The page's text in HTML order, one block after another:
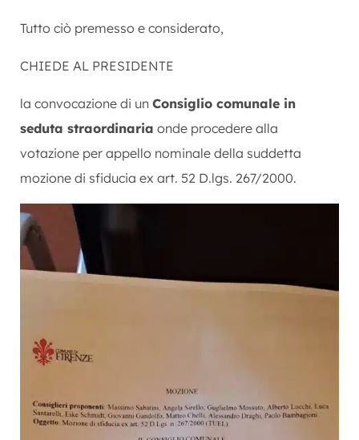
Tutto ciò premesso e considerato,
CHIEDE AL PRESIDENTE
la convocazione di un Consiglio comunale in
seduta straordinaria onde procedere alla
votazione per appello nominale della suddetta
mozione di sfiducia ex art. 52 D.lgs. 267/2000.